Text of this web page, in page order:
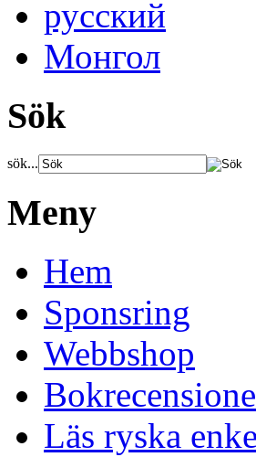
русский
Монгол
Sök
sök...
Meny
Hem
Sponsring
Webbshop
Läs ryska